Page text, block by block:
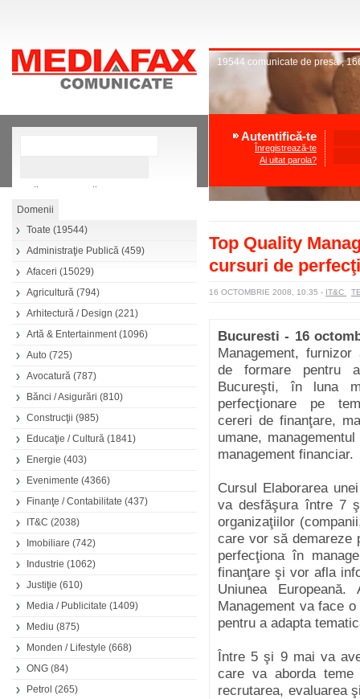
Căutare avansată
Toate (19544)
Administraţie Publică (459)
Afaceri (15029)
Agricultură (794)
Arhitectură / Design (221)
Artă & Entertainment(1096)
Auto (725)
Avocatură (787)
Bănci / Asigurări (810)
Construcţii (985)
Educaţie / Cultură (1841)
Energie (403)
Evenimente (4366)
Finanţe / Contabilitate (437)
IT&C (2038)
Imobiliare (742)
Industrie (1062)
Justiţie (610)
Media / Publicitate (1409)
Mediu (875)
Monden / Lifestyle (668)
ONG (84)
Petrol (265)
19544 comunicate de presă,
Autentifică-te
Înregistrează-te
Ai uitat parola?
Top Quality
cursuri de
16 OCTOMBRIE 2008, 10.35 - IT&C
Bucuresti - 16
Management,
de formare pentru
Bucureşti, în luna
perfecţionare pe
cereri de finanţare,
umane,
management financiar.
Cursul Elaborarea
va desfăşura între 7
organizaţiilor
care vor să demareze
perfecţiona în
finanţare şi vor afla
Uniunea
Management va face
pentru a adapta
Între 5 şi 9 mai va
care va aborda
recrutarea, evaluarea